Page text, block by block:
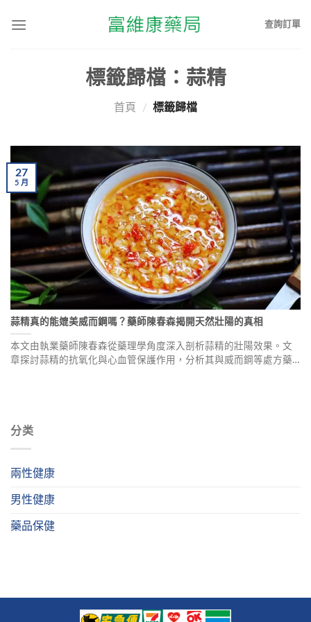
查詢訂單
標籤歸檔： 蒜精
首頁 / 標籤歸檔
分类
兩性健康
男性健康
藥品保健
蒜精真的能媲美威而鋼嗎？藥師陳春森揭開天然壯陽的真相
本文由執業藥師陳春森從藥理學角度深入剖析蒜精的壯陽效果。文
章探討蒜精的抗氧化與心血管保護作用，分析其與威而鋼等處方藥
27
5月